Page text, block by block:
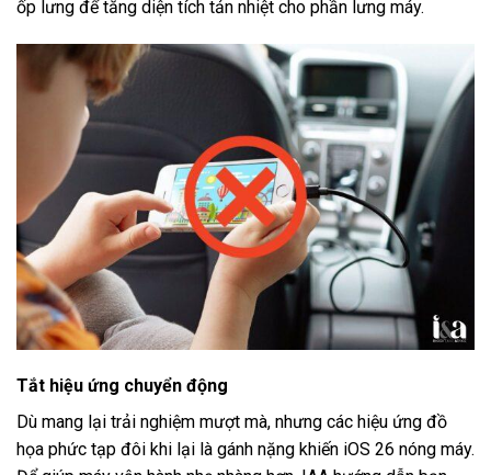
ốp lưng để tăng diện tích tản nhiệt cho phần lưng máy.
Tắt hiệu ứng chuyển động
Dù mang lại trải nghiệm mượt mà, nhưng các hiệu ứng đồ
họa phức tạp đôi khi lại là gánh nặng khiến iOS 26 nóng máy.